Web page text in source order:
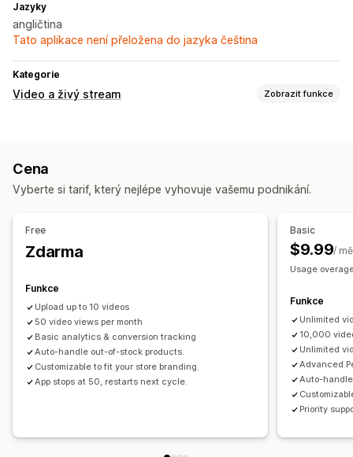
Jazyky
angličtina
Tato aplikace není přeložena do jazyka čeština
Kategorie
Video a živý stream Zobrazit funkce
Přidat do košíku
Cena
Vyberte si tarif, který nejlépe vyhovuje vašemu podnikání.
Free
Zdarma
Funkce
Upload up to 10 videos
50 video views per month
Basic analytics & conversion tracking
Auto-handle out-of-stock products.
Customizable to fit your store branding.
App stops at 50, restarts next cycle.
Basic
$9.99/
Usage
Funkce
Unlimited
10,000
Unlimited
Advanced
Auto-
Priority